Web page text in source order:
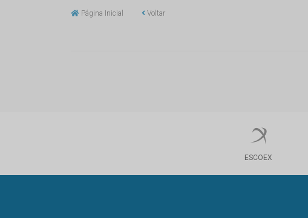
Página Inicial Voltar
ESCOEX